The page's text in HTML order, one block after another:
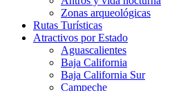
Zonas arqueológicas
Rutas Turísticas
Atractivos por Estado
Aguascalientes
Baja California
Baja California Sur
Campeche